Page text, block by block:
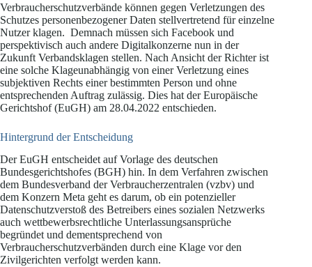
Verbraucherschutzverbände können gegen Verletzungen des
Schutzes personenbezogener Daten stellvertretend für einzelne
Nutzer klagen. Demnach müssen sich Facebook und
perspektivisch auch andere Digitalkonzerne nun in der
Zukunft Verbandsklagen stellen. Nach Ansicht der Richter ist
eine solche Klageunabhängig von einer Verletzung eines
subjektiven Rechts einer bestimmten Person und ohne
entsprechenden Auftrag zulässig. Dies hat der Europäische
Gerichtshof (EuGH) am 28.04.2022 entschieden.
Hintergrund der Entscheidung
Der EuGH entscheidet auf Vorlage des deutschen
Bundesgerichtshofes (BGH) hin. In dem Verfahren zwischen
dem Bundesverband der Verbraucherzentralen (vzbv) und
dem Konzern Meta geht es darum, ob ein potenzieller
Datenschutzverstoß des Betreibers eines sozialen Netzwerks
auch wettbewerbsrechtliche Unterlassungsansprüche
begründet und dementsprechend von
Verbraucherschutzverbänden durch eine Klage vor den
Zivilgerichten verfolgt werden kann.